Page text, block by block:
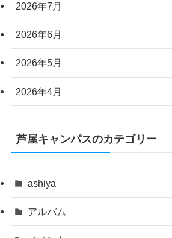
2026年7月
2026年6月
2026年5月
2026年4月
芦屋キャンパスのカテゴリー
ashiya
アルバム